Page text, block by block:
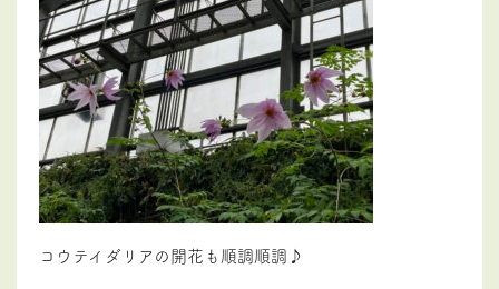
コウテイダリアの開花も順調順調♪